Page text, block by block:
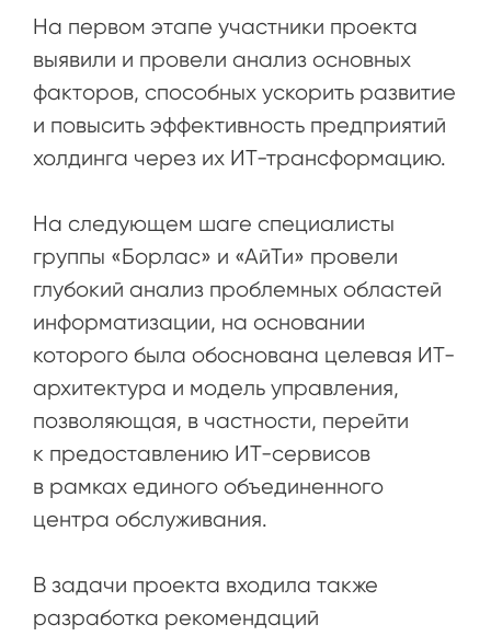
На первом этапе участники проекта
выявили и провели анализ основных
факторов, способных ускорить развитие
и повысить эффективность предприятий
холдинга через их ИТ-трансформацию.
На следующем шаге специалисты
группы «Борлас» и «АйТи» провели
глубокий анализ проблемных областей
информатизации, на основании
которого была обоснована целевая ИТ-
архитектура и модель управления,
позволяющая, в частности, перейти
к предоставлению ИТ-сервисов
в рамках единого объединенного
центра обслуживания.
В задачи проекта входила также
разработка рекомендаций